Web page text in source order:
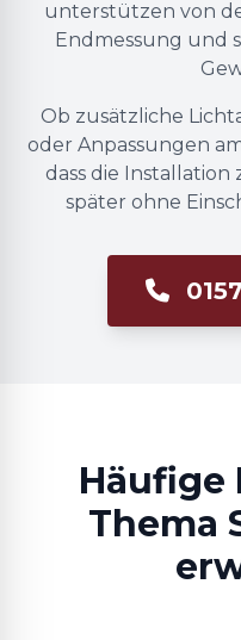
unterstützen von
Endmessung und
Ob zusätzliche
oder Anpassungen
dass die Installation
später ohne
Häufige
Thema